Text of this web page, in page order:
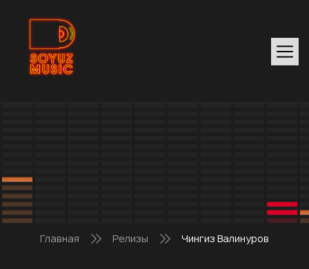
Главная Релизы Чингиз Валинуров